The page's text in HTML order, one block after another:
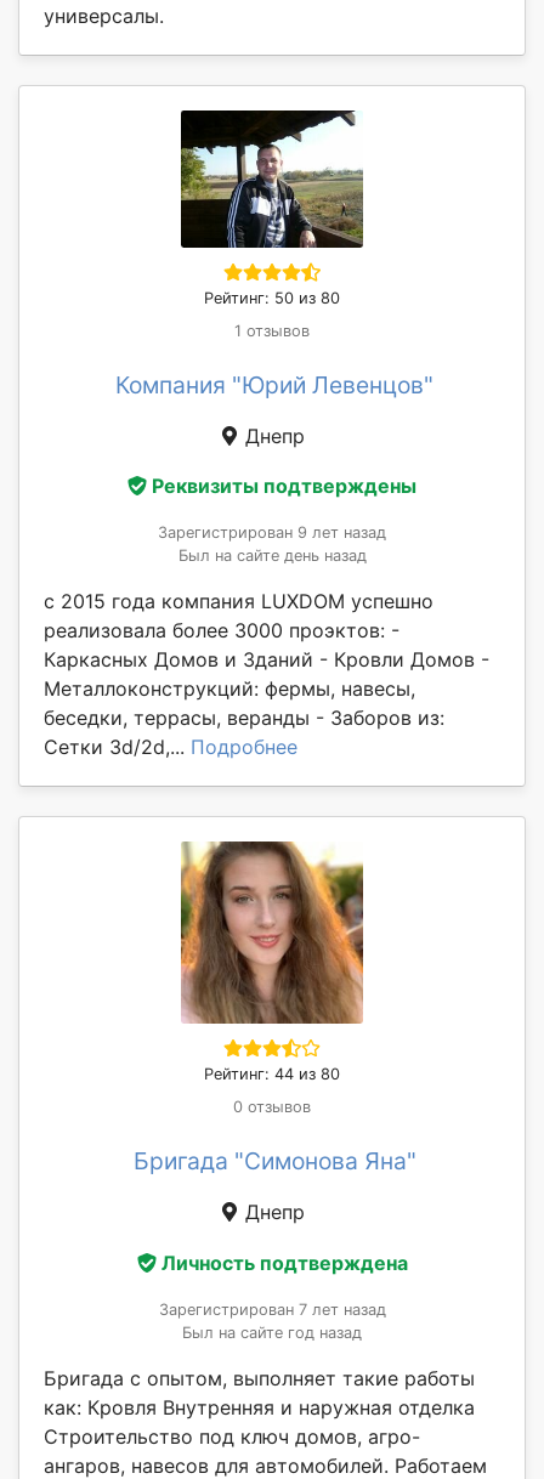
универсалы.
Рейтинг: 50 из 80
1 отзывов
Компания "Юрий Левенцов"
Днепр
Реквизиты подтверждены
Зарегистрирован 9 лет назад
Был на сайте день назад
с 2015 года компания LUXDOM успешно
реализовала более 3000 проэктов: -
Каркасных Домов и Зданий - Кровли Домов -
Металлоконструкций: фермы, навесы,
беседки, террасы, веранды - Заборов из:
Сетки 3d/2d,... Подробнее
Рейтинг: 44 из 80
0 отзывов
Бригада "Симонова Яна"
Днепр
Личность подтверждена
Зарегистрирован 7 лет назад
Был на сайте год назад
Бригада с опытом, выполняет такие работы
как: Кровля Внутренняя и наружная отделка
Строительство под ключ домов, агро-
ангаров, навесов для автомобилей. Работаем